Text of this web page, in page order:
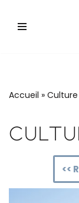
Aller
Accueil » Culture
<<